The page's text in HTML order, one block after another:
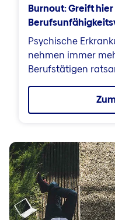
Burnout: Greift hier
Psychische
nehmen immer
Berufstätigen